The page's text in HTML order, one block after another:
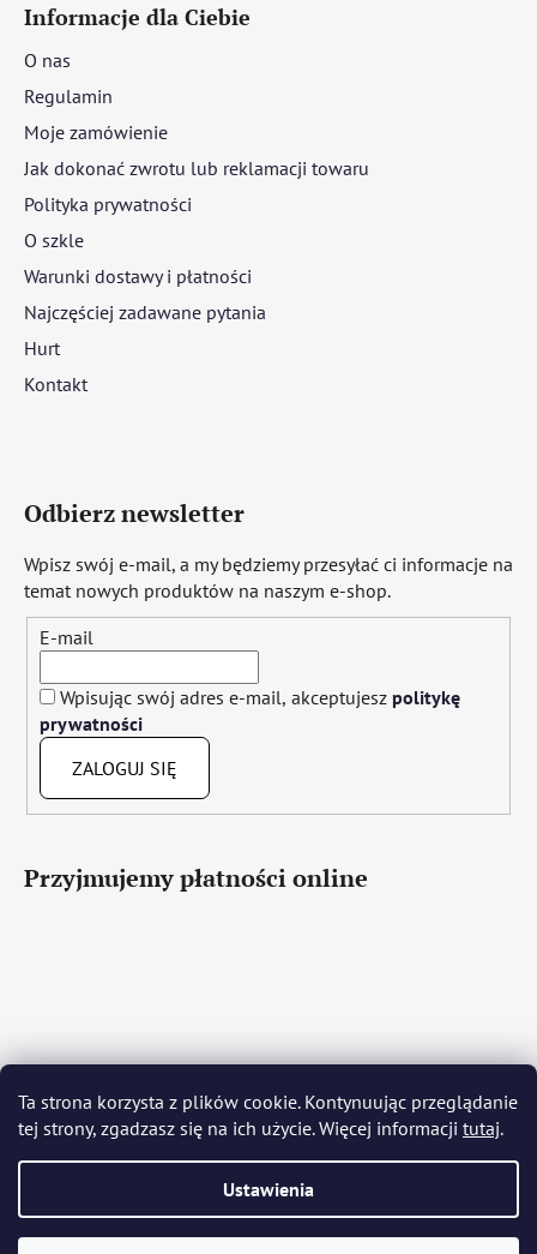
Ta strona korzysta z plików cookie. Kontynuując przeglądanie
tej strony, zgadzasz się na ich użycie. Więcej informacji tutaj.
Ustawienia
Informacje dla Ciebie
O nas
Regulamin
Moje zamówienie
Jak dokonać zwrotu lub reklamacji towaru
Polityka prywatności
O szkle
Warunki dostawy i płatności
Najczęściej zadawane pytania
Hurt
Kontakt
Odbierz newsletter
Wpisz swój e-mail, a my będziemy przesyłać ci informacje na
temat nowych produktów na naszym e-shop.
E-mail
Wpisując swój adres e-mail, akceptujesz politykę
prywatności
ZALOGUJ SIĘ
Przyjmujemy płatności online
Język polski Română Italiano Español
Français
Português Български Hrvatski Slovenščina Srpski
Nederlands Українська Ελληνικά Svenska Dansk